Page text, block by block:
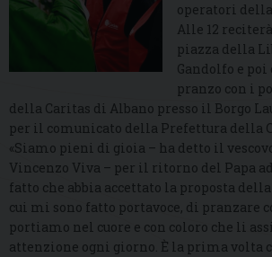
operatori della
Alle 12
piazza della
Gandolfo e
pranzo con i
della Caritas di Albano presso il Borgo
per il comunicato della Prefettura della
«Siamo pieni di gioia – ha detto il
Vincenzo Viva – per il ritorno del Papa
fatto che abbia accettato la proposta
cui mi sono fatto portavoce, di pranzare
portiamo nel cuore e con coloro che li
attenzione ogni giorno. È la prima volta